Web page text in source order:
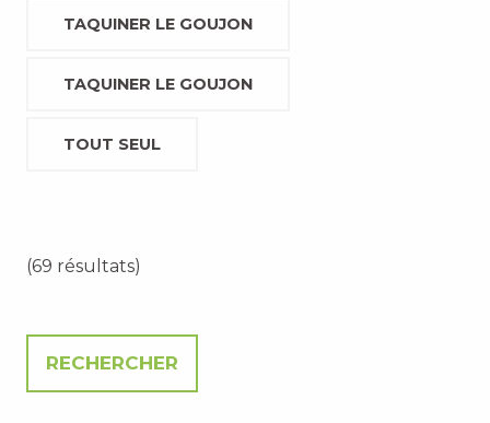
TAQUINER LE GOUJON
TAQUINER LE GOUJON
TOUT SEUL
(69 résultats)